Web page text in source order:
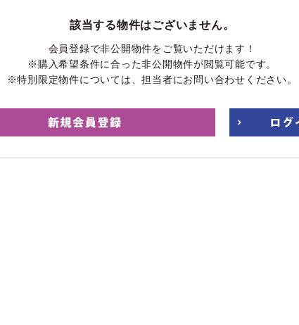
該当する物件はございません。
会員登録で非公開物件をご覧いただけます！
※購入希望条件に合った非公開物件が閲覧可能です。
※特別限定物件については、担当者にお問い合わせください。